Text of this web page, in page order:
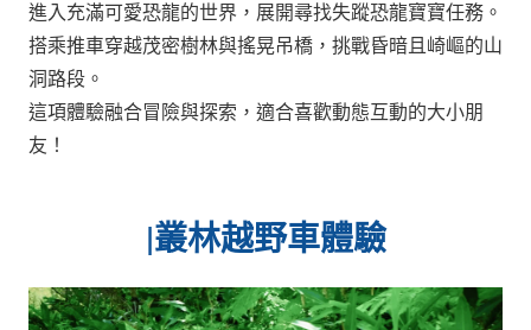
進入充滿可愛恐龍的世界，展開尋找失蹤恐龍寶寶任務。
搭乘推車穿越茂密樹林與搖晃吊橋，挑戰昏暗且崎嶇的山
洞路段。
這項體驗融合冒險與探索，適合喜歡動態互動的大小朋
友！
|叢林越野車體驗